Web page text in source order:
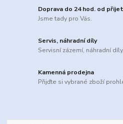
Doprava do 24 hod. od
Jsme tady pro Vás.
Servis, náhradní díly
Servisní zázemí, náhradní
Kamenná prodejna
Přijďte si vybrané zboží